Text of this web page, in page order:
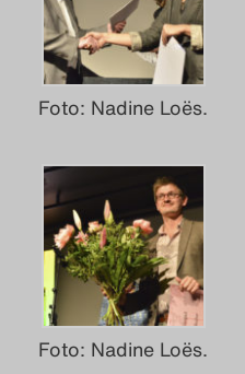
Foto: Nadine Loës.
Foto: Nadine Loës.